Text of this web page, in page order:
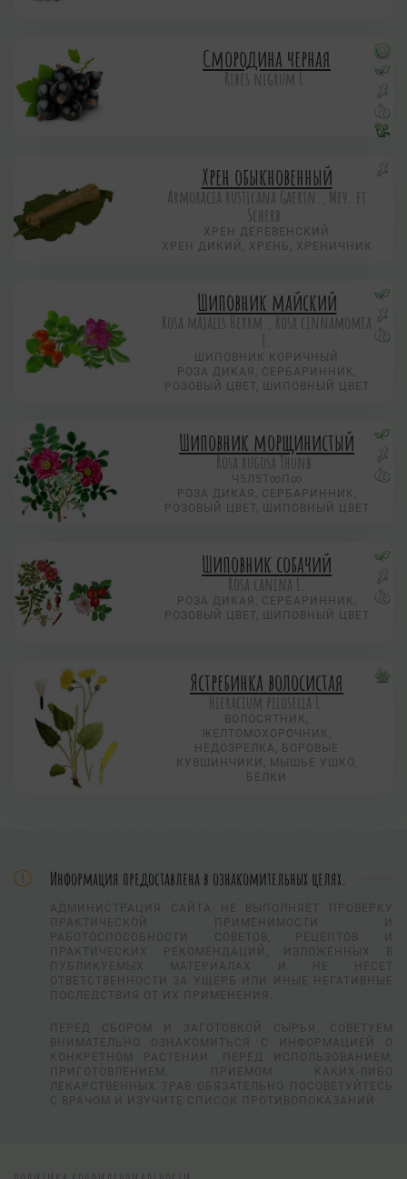
Смородина черная
Ribes nigrum L.
Хрен обыкновенный
Armoracia rusticana Gaertn., Меу. et
Scherb.
ХРЕН ДЕРЕВЕНСКИЙ
ХРЕН ДИКИЙ, ХРЕНЬ, ХРЕНИЧНИК
Шиповник майский
Rosa majalis Herrm., Rosa cinnamomea
L.
ШИПОВНИК КОРИЧНЫЙ
РОЗА ДИКАЯ, СЕРБАРИННИК,
РОЗОВЫЙ ЦВЕТ, ШИПОВНЫЙ ЦВЕТ
Шиповник морщинистый
Rosa rugosa Thunb.
Ч5Л5Т∞П∞
РОЗА ДИКАЯ, СЕРБАРИННИК,
РОЗОВЫЙ ЦВЕТ, ШИПОВНЫЙ ЦВЕТ
Шиповник собачий
Rosa canina L.
РОЗА ДИКАЯ, СЕРБАРИННИК,
РОЗОВЫЙ ЦВЕТ, ШИПОВНЫЙ ЦВЕТ
Ястребинка волосистая
Hieracium pilosella L.
ВОЛОСЯТНИК,
ЖЕЛТОМОХОРОЧНИК,
НЕДОЗРЕЛКА, БОРОВЫЕ
КУВШИНЧИКИ, МЫШЬЕ УШКО,
БЕЛКИ
Информация предоставлена в ознакомительных целях.
АДМИНИСТРАЦИЯ САЙТА НЕ ВЫПОЛНЯЕТ ПРОВЕРКУ
ПРАКТИЧЕСКОЙ ПРИМЕНИМОСТИ И
РАБОТОСПОСОБНОСТИ СОВЕТОВ, РЕЦЕПТОВ И
ПРАКТИЧЕСКИХ РЕКОМЕНДАЦИЙ, ИЗЛОЖЕННЫХ В
ПУБЛИКУЕМЫХ МАТЕРИАЛАХ И НЕ НЕСЕТ
ОТВЕТСТВЕННОСТИ ЗА УЩЕРБ ИЛИ ИНЫЕ НЕГАТИВНЫЕ
ПОСЛЕДСТВИЯ ОТ ИХ ПРИМЕНЕНИЯ.
ПЕРЕД СБОРОМ И ЗАГОТОВКОЙ СЫРЬЯ, СОВЕТУЕМ
ВНИМАТЕЛЬНО ОЗНАКОМИТЬСЯ С ИНФОРМАЦИЕЙ О
КОНКРЕТНОМ РАСТЕНИИ. ПЕРЕД ИСПОЛЬЗОВАНИЕМ,
ПРИГОТОВЛЕНИЕМ, ПРИЕМОМ КАКИХ-ЛИБО
ЛЕКАРСТВЕННЫХ ТРАВ ОБЯЗАТЕЛЬНО ПОСОВЕТУЙТЕСЬ
С ВРАЧОМ И ИЗУЧИТЕ СПИСОК ПРОТИВОПОКАЗАНИЙ.